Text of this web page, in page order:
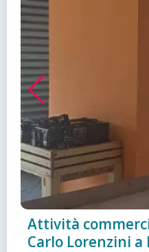
Attività
Carlo Lorenzini a